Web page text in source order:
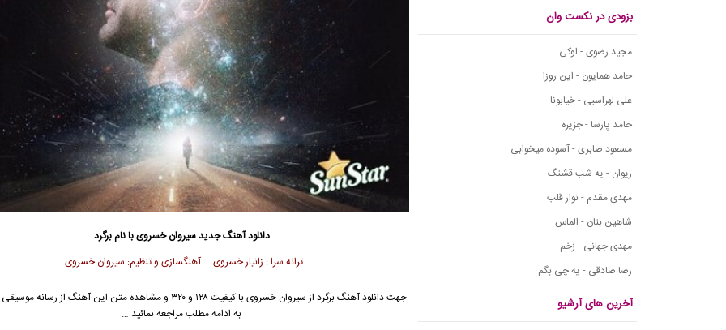
بزودی در نکست وان
مجید رضوی - اوکی
حامد همایون - این روزا
علی لهراسبی - خیابونا
حامد پارسا - جزیره
مسعود صابری - آسوده میخوابی
ریوان - یه شب قشنگ
مهدی مقدم - نوار قلب
شاهین بنان - الماس
مهدی جهانی - زخم
رضا صادقی - یه چی بگم
آخرین های آرشیو
دانلود آهنگ جدیدسیروان خسرویبا نام برگرد
ترانه سرا : زانیار خسروی آهنگسازی و تنظیم: سیروان خسروی
جهت دانلود آهنگ برگرد از سیروان خسروی
با کیفیت ۱۲۸ و ۳۲۰ و مشاهده متن این آهنگ از رسانه
به ادامه مطلب مراجعه نمائید …